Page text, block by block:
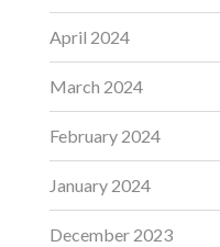
April 2024
March 2024
February 2024
January 2024
December 2023